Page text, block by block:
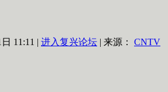
11:11 | 进入复兴论坛 | 来源： CNTV